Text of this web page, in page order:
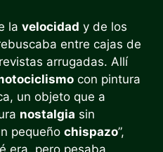
la velocidad y de los
entre cajas de
arrugadas. Allí
con pintura
un objeto que a
nostalgia sin
pequeño chispazo”,
era, pero pesaba